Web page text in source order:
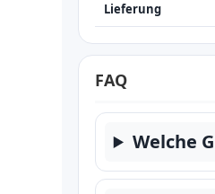
Lieferung
FAQ
Welche